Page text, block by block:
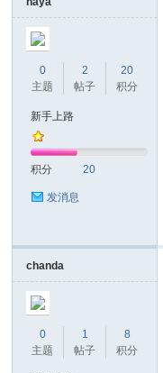
(C
0
主题
2
帖子
20
积分
新手上路
积分 20
发消息
chanda
0
主题
1
帖子
8
积分